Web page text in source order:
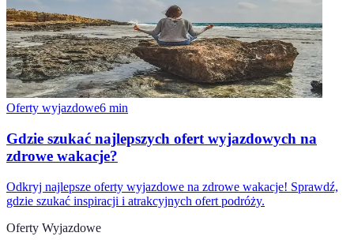
Oferty wyjazdowe6 min
Gdzie szukać najlepszych ofert wyjazdowych na
zdrowe wakacje?
Odkryj najlepsze oferty wyjazdowe na zdrowe wakacje! Sprawdź,
gdzie szukać inspiracji i atrakcyjnych ofert podróży.
Oferty Wyjazdowe